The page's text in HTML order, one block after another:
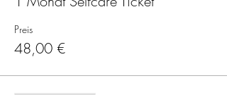
Preis
48,00 €